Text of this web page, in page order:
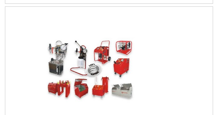
hidropneumática da Haskel, kit de
tanque inox.A vantagem de obter os
equipamentos de teste pressão é o seu
acionamento elétrico convencional, esse
tipo de aparelh.